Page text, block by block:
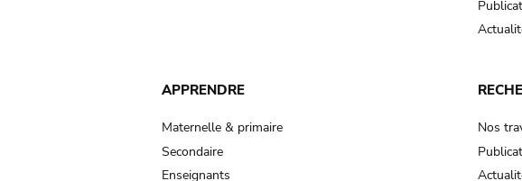
APPRENDRE
Maternelle & primaire
Secondaire
Enseignants
Nos